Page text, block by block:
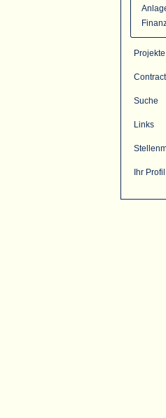
Projekte
Suche
Links
Ihr